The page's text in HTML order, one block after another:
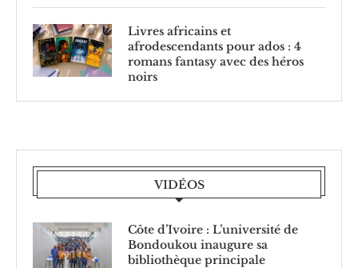
Livres africains et
afrodescendants pour ados : 4
romans fantasy avec des héros
noirs
VIDÉOS
Côte d’Ivoire : L’université de
Bondoukou inaugure sa
bibliothèque principale